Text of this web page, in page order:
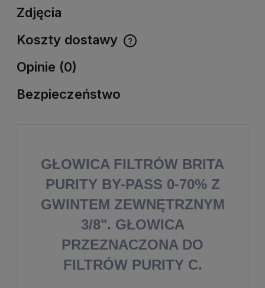
Zdjęcia
Koszty dostawy
Cena nie zawiera ewentualnych kosztów płatności
Opinie (0)
Bezpieczeństwo
GŁOWICA FILTRÓW BRITA
PURITY BY-PASS 0-70% Z
GWINTEM ZEWNĘTRZNYM
3/8". GŁOWICA
PRZEZNACZONA DO
FILTRÓW PURITY C.